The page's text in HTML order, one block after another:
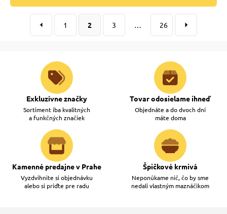
1 2 3 … 26
Exkluzívne značky
Sortiment iba kvalitných
a funkčných značiek
Tovar odosielame ihneď
Objednáte a do dvoch dní
máte doma
Kamenné predajne v Prahe
Vyzdvihnite si objednávku
alebo si príďte pre radu
Špičkové krmivá
Neponúkame nič, čo by sme
nedali vlastným maznáčikom